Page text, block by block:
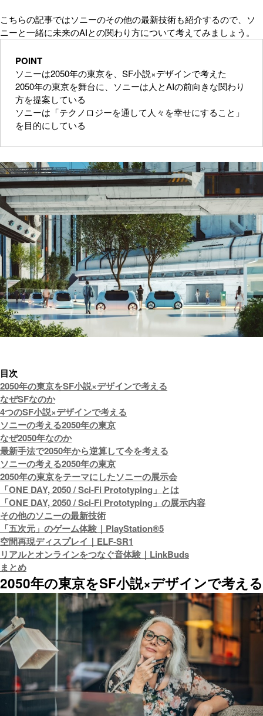
こちらの記事ではソニーのその他の最新技術も紹介するので、ソ
ニーと一緒に未来のAIとの関わり方について考えてみましょう。
POINT
ソニーは2050年の東京を、SF小説×デザインで考えた
2050年の東京を舞台に、ソニーは人とAIの前向きな関わり
方を提案している
ソニーは「テクノロジーを通して人々を幸せにすること」
を目的にしている
目次
2050年の東京をSF小説×デザインで考える
なぜSFなのか
4つのSF小説×デザインで考える
ソニーの考える2050年の東京
なぜ2050年なのか
最新手法で2050年から逆算して今を考える
ソニーの考える2050年の東京
2050年の東京をテーマにしたソニーの展示会
「ONE DAY, 2050 / Sci-Fi Prototyping」とは
「ONE DAY, 2050 / Sci-Fi Prototyping」の展示内容
その他のソニーの最新技術
「五次元」のゲーム体験｜PlayStation®5
空間再現ディスプレイ｜ELF-SR1
リアルとオンラインをつなぐ音体験｜LinkBuds
まとめ
2050年の東京をSF小説×デザインで考える